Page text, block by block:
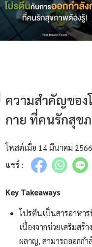
ความสำคัญของ
กาย ที่คนรักสุข
โพสต์เมื่อ 14 มีนาคม 2566
แชร์ :
Key Takeaways
โปรตีนเป็นสารอาหา
เนื่องจากช่วยเสริมสร้
ผลาญ, สามารถออกก